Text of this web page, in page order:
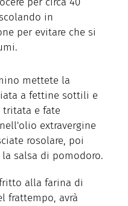
in
per evitare che si
mettete la
a fettine sottili e
tritata e fate
extravergine
rosolare, poi
la salsa di pomodoro.
alla farina di
frattempo, avrà